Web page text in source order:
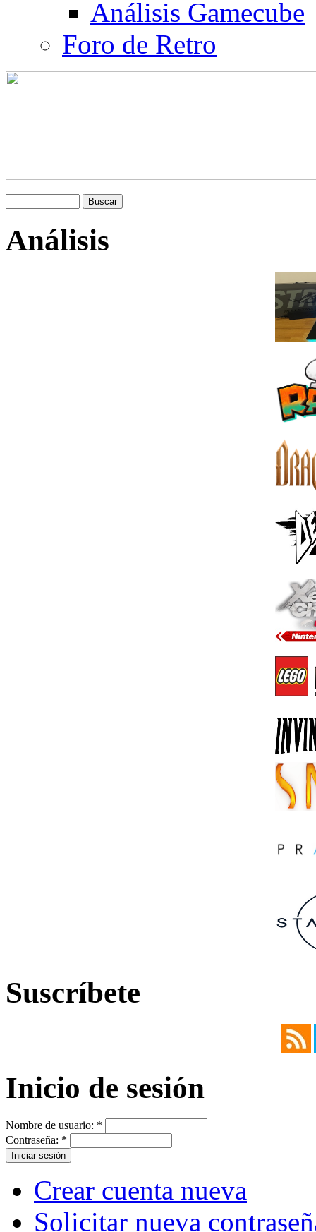
Análisis Gamecube
Foro de Retro
Análisis
Suscríbete
Inicio de sesión
Nombre de usuario: *
Contraseña: *
Crear cuenta nueva
Solicitar nueva